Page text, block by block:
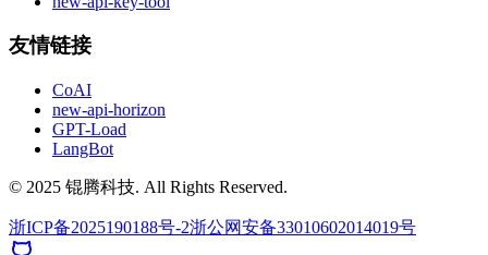
友情链接
CoAI
new-api-horizon
GPT-Load
LangBot
© 2025 锟腾科技. All Rights Reserved.
浙ICP备2025190188号-2浙公网安备33010602014019号